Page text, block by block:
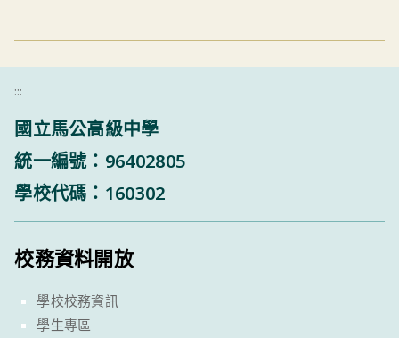
:::
國立馬公高級中學
統一編號：96402805
學校代碼：160302
校務資料開放
學校校務資訊
學生專區